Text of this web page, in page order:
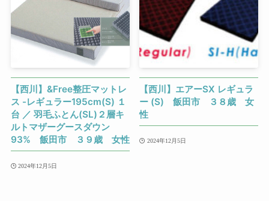
【西川】&Free整圧マットレ
ス -レギュラー195cm(S) １
台 ／ 羽毛ふとん(SL)２層キ
ルトマザーグースダウン
93% 飯田市 ３９歳 女性
2024年12月5日
【西川】エアーSX レギュラ
ー (S) 飯田市 ３８歳 女
性
2024年12月5日